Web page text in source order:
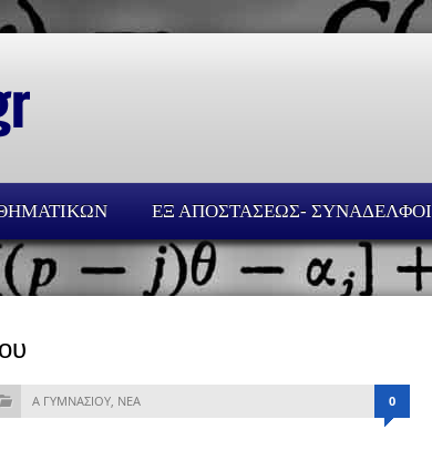
ΕΞ ΑΠΟΣΤΑΣΕΩΣ- ΣΥΝΑΔΕΛΦΟΙ
Α ΓΥΜΝΑΣΙΟΥ, ΝΕΑ 0